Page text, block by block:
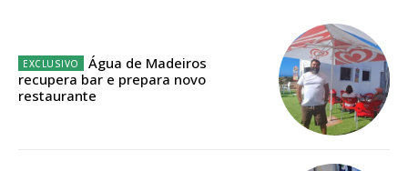
Água de Madeiros
recupera bar e prepara novo
restaurante